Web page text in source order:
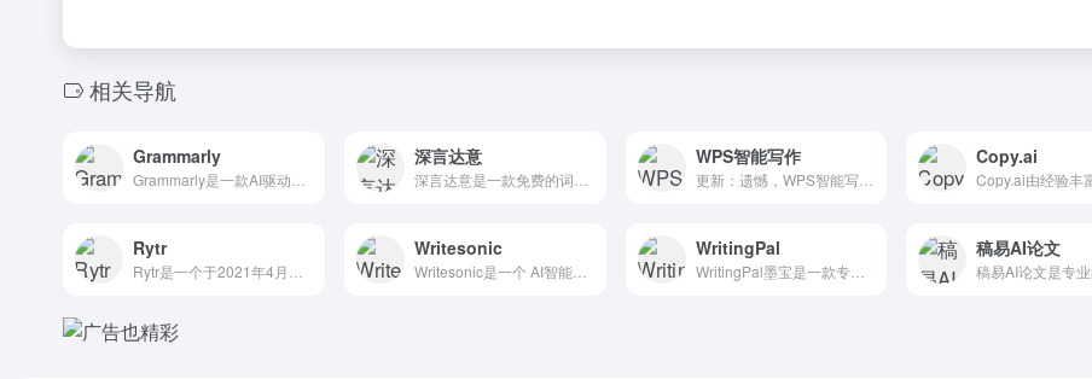
相关导航
Grammarly 深言达意 WPS智能写作
更新：遗憾，WPS智能写作最近已下线，访问其官网显示404错...
Copy.ai
Rytr Writesonic
Writesonic是一个 AI智能写作工具，用户可以使用该...
WritingPal
WritingPal墨宝是一款专为留学生设计的高质量英文写作...
稿易AI论文